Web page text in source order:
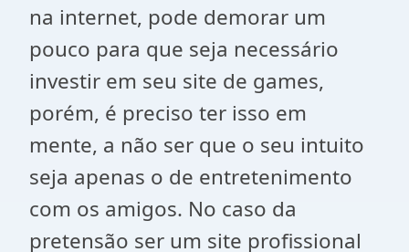
na internet, pode demorar um
pouco para que seja necessário
investir em seu site de games,
porém, é preciso ter isso em
mente, a não ser que o seu intuito
seja apenas o de entretenimento
com os amigos. No caso da
pretensão ser um site profissional